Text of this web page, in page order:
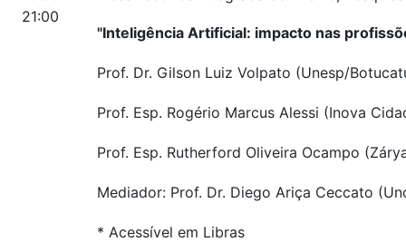
21:00
"Inteligência Artificial: impacto nas
Prof. Dr. Gilson Luiz Volpato (Unesp/
Prof. Esp. Rogério Marcus Alessi (Inova
Prof. Esp. Rutherford Oliveira Ocampo
Mediador: Prof. Dr. Diego Ariça Ceccato
* Acessível em Libras